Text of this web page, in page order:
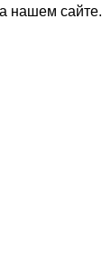
нашем сайте.